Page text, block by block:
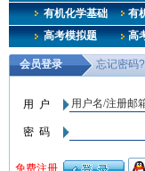
有机化学基础
有
高考模拟题
高